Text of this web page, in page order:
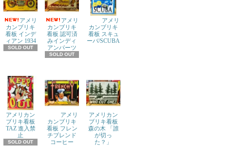
アメリ
カンブリキ
看板 インデ
ィアン 1934
SOLD OUT
アメリ
カンブリキ
看板 認可済
みインディ
アンパーツ
SOLD OUT
アメリ
カンブリキ
看板 スキュ
ーバ/SCUBA
アメリカン
ブリキ看板
TAZ 進入禁
止
SOLD OUT
アメリ
カンブリキ
看板 フレン
チブレンド
コーヒー
アメリカン
ブリキ看板
森の木 「誰
が切っ
た？」